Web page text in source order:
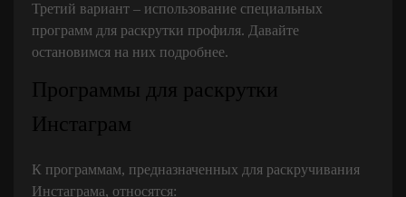
Третий вариант – использование специальных
программ для раскрутки профиля. Давайте
остановимся на них подробнее.
Программы для раскрутки
Инстаграм
К программам, предназначенных для раскручивания
Инстаграма, относятся: